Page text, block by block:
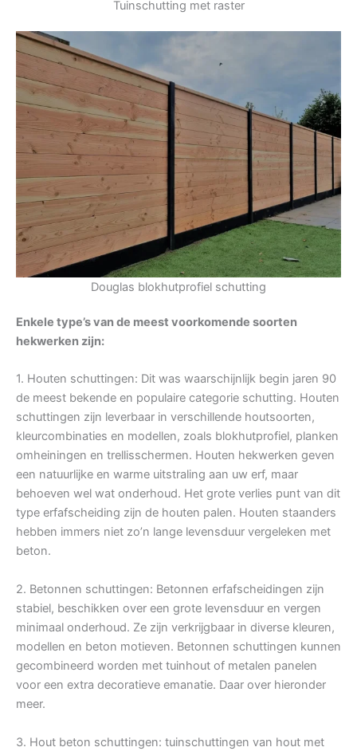
Tuinschutting met raster
Douglas blokhutprofiel schutting
Enkele type’s van de meest voorkomende soorten
hekwerken zijn:
1. Houten schuttingen: Dit was waarschijnlijk begin jaren 90
de meest bekende en populaire categorie schutting. Houten
schuttingen zijn leverbaar in verschillende houtsoorten,
kleurcombinaties en modellen, zoals blokhutprofiel, planken
omheiningen en trellisschermen. Houten hekwerken geven
een natuurlijke en warme uitstraling aan uw erf, maar
behoeven wel wat onderhoud. Het grote verlies punt van dit
type erfafscheiding zijn de houten palen. Houten staanders
hebben immers niet zo’n lange levensduur vergeleken met
beton.
2. Betonnen schuttingen: Betonnen erfafscheidingen zijn
stabiel, beschikken over een grote levensduur en vergen
minimaal onderhoud. Ze zijn verkrijgbaar in diverse kleuren,
modellen en beton motieven. Betonnen schuttingen kunnen
gecombineerd worden met tuinhout of metalen panelen
voor een extra decoratieve emanatie. Daar over hieronder
meer.
3. Hout beton schuttingen: tuinschuttingen van hout met